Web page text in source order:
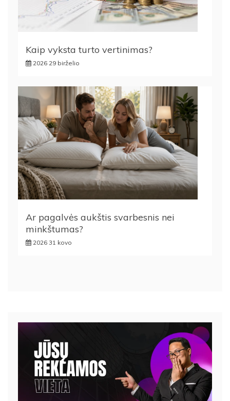
Kaip vyksta turto vertinimas?
2026 29 birželio
Ar pagalvės aukštis svarbesnis nei
minkštumas?
2026 31 kovo